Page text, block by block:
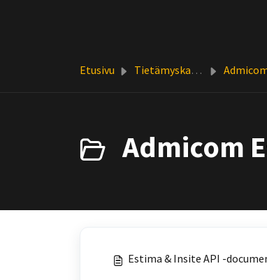
Etusivu Tietämyskanta Admicom
Admicom
Estima & Insite API -